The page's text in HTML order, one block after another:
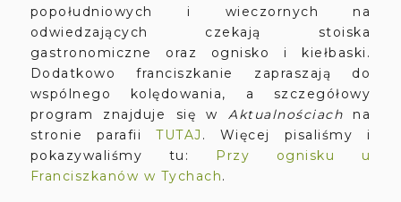
popołudniowych i wieczornych na
odwiedzających czekają stoiska
gastronomiczne oraz ognisko i kiełbaski.
Dodatkowo franciszkanie zapraszają do
wspólnego kolędowania, a szczegółowy
program znajduje się wAktualnościach na
stronie parafiiTUTAJ . Więcej pisaliśmy i
pokazywaliśmy tu:
Przy ognisku u
Franciszkanów w Tychach.